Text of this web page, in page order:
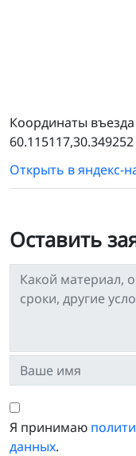
Координаты въезда
60.115117,30.349252
Открыть в яндекс-
Оставить
Я принимаю
данных.